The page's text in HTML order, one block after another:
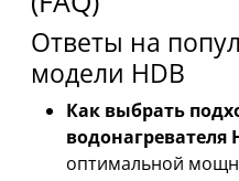
Ответы на
модели HDB
Как выбрать
водонагревателя
оптимальной